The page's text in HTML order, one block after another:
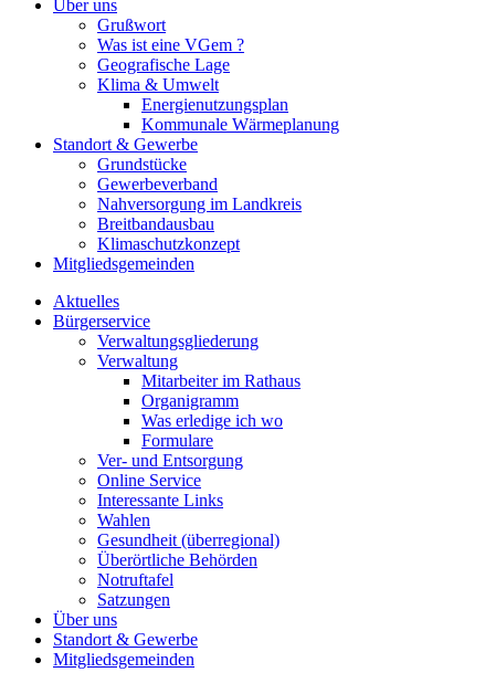
Über uns
Grußwort
Was ist eine VGem ?
Geografische Lage
Klima & Umwelt
Energienutzungsplan
Kommunale Wärmeplanung
Standort & Gewerbe
Grundstücke
Gewerbeverband
Nahversorgung im Landkreis
Breitbandausbau
Klimaschutzkonzept
Mitgliedsgemeinden
Aktuelles
Bürgerservice
Verwaltungsgliederung
Verwaltung
Mitarbeiter im Rathaus
Organigramm
Was erledige ich wo
Formulare
Ver- und Entsorgung
Online Service
Interessante Links
Wahlen
Gesundheit (überregional)
Überörtliche Behörden
Notruftafel
Satzungen
Über uns
Standort & Gewerbe
Mitgliedsgemeinden